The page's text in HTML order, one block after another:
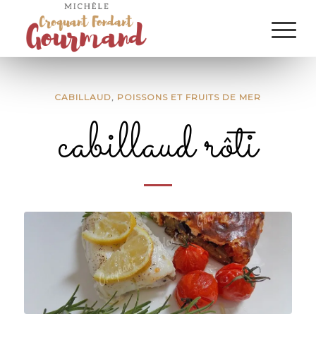
CABILLAUD, POISSONS ET FRUITS DE MER
cabillaud rôti